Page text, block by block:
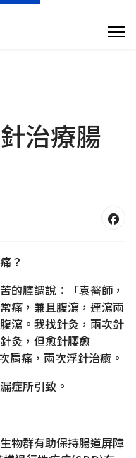
期二、星期三及星期五
治療腸
？
的腔調說：「袁醫師，
痛，兼且腹瀉，連瀉兩
瀉。我找針灸，兩次針
灸，但愈針腰愈
痛，兩次浮針治癒。
症所引致。
物群有助保持腸道屏障